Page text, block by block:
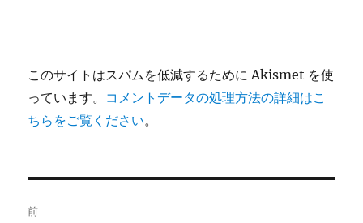
このサイトはスパムを低減するために Akismet を使
っています。 コメントデータの処理方法の詳細はこ
ちらをご覧ください。
前